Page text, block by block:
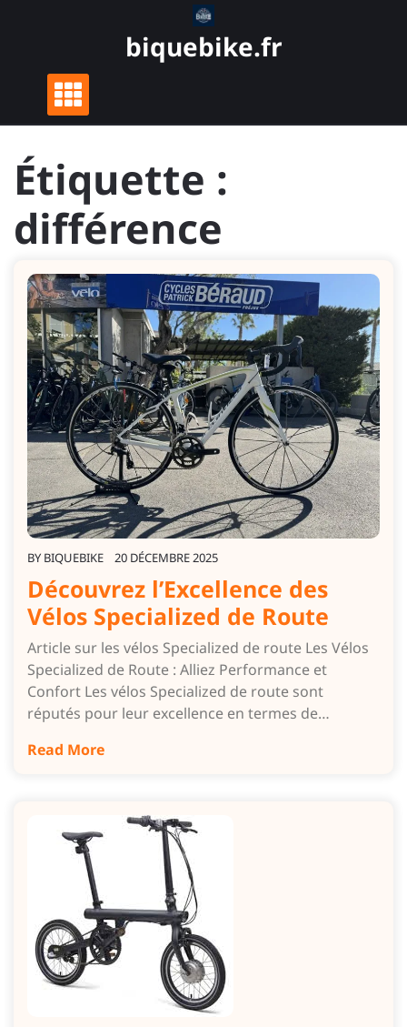
biquebike.fr
Étiquette :
différence
BY BIQUEBIKE 20 DÉCEMBRE 2025
Découvrez l’Excellence des
Vélos Specialized de Route
Article sur les vélos Specialized de route Les Vélos
Specialized de Route : Alliez Performance et
Confort Les vélos Specialized de route sont
réputés pour leur excellence en termes de…
Read More